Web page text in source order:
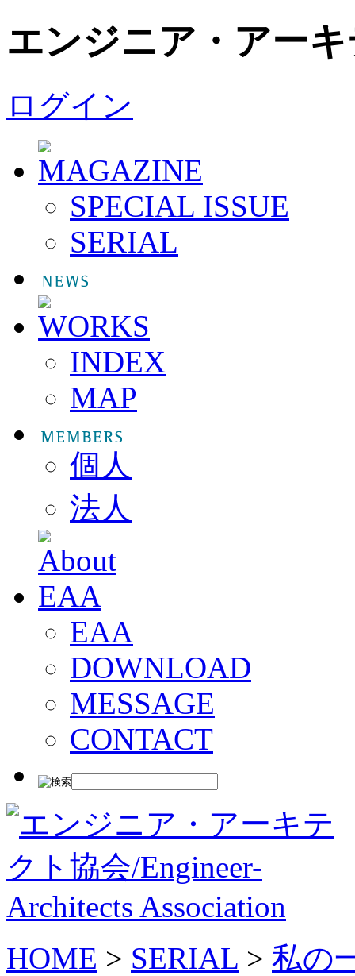
エンジニア・アー
ログイン
SPECIAL ISSUE
SERIAL
INDEX
MAP
個人
法人
EAA
DOWNLOAD
MESSAGE
CONTACT
HOME > SERIAL > 私の